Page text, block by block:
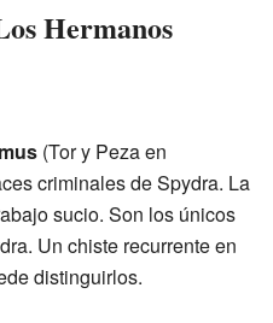
Hermanos
(Tor y Peza en
criminales de Spydra. La
sucio. Son los únicos
Un chiste recurrente en
distinguirlos.